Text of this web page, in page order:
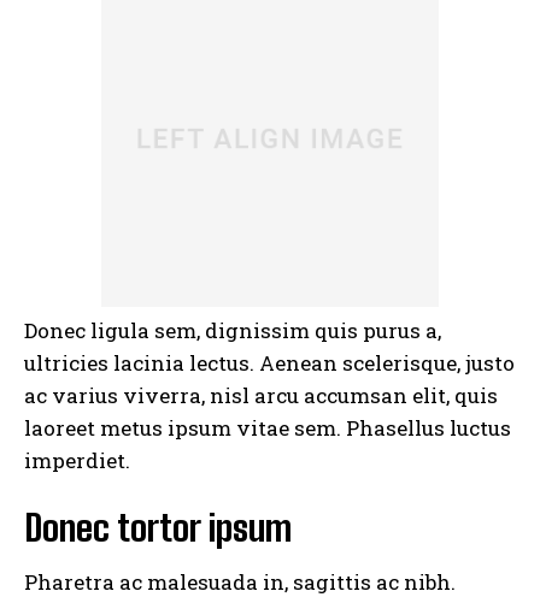
Donec ligula sem, dignissim quis purus a,
ultricies lacinia lectus. Aenean scelerisque, justo
ac varius viverra, nisl arcu accumsan elit, quis
laoreet metus ipsum vitae sem. Phasellus luctus
imperdiet.
Donec tortor ipsum
Pharetra ac malesuada in, sagittis ac nibh.